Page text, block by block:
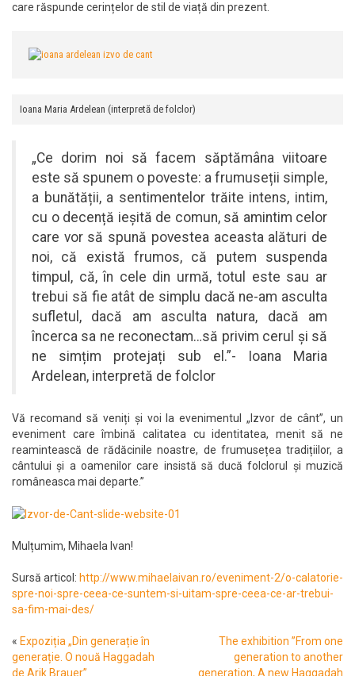
care răspunde cerințelor de stil de viață din prezent.
Ioana Maria Ardelean (interpretă de folclor)
„Ce dorim noi să facem săptămâna viitoare
este să spunem o poveste: a frumuseții simple,
a bunătății, a sentimentelor trăite intens, intim,
cu o decență ieșită de comun, să amintim celor
care vor să spună povestea aceasta alături de
noi, că există frumos, că putem suspenda
timpul, că, în cele din urmă, totul este sau ar
trebui să fie atât de simplu dacă ne-am asculta
sufletul, dacă am asculta natura, dacă am
încerca sa ne reconectam…să privim cerul și să
ne simțim protejați sub el.”- Ioana Maria
Ardelean, interpretă de folclor
Vă recomand să veniți și voi la evenimentul „Izvor de cânt”, un
eveniment care îmbină calitatea cu identitatea, menit să ne
reamintească de rădăcinile noastre, de frumusețea tradițiilor, a
cântului și a oamenilor care insistă să ducă folclorul și muzică
româneasca mai departe.”
Mulțumim, Mihaela Ivan!
Sursă articol: http://www.mihaelaivan.ro/eveniment-2/o-calatorie-
spre-noi-spre-ceea-ce-suntem-si-uitam-spre-ceea-ce-ar-trebui-
sa-fim-mai-des/
« Expoziția „Din generație în
generație. O nouă Haggadah
de Arik Brauer”
The exhibition ”From one
generation to another
generation, A new Haggadah